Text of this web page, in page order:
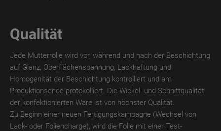
MATT
TroPROTECT
GLOSS
TroPROTECT
GLOSS
WET
Qualität
Jede Mutterrolle wird vor, während und nach der Beschichtung
auf Glanz, Oberflächenspannung, Lackhaftung und
Homogenität der Beschichtung kontrolliert und am
Produktionsende protokolliert. Die Wickel- und Schnittqualität
der konfektionierten Ware ist von höchster Qualität.
Zu Beginn einer neuen Fertigungskampagne (Wechsel von
Lack- oder Foliencharge), wird die Folie mit einer Test-